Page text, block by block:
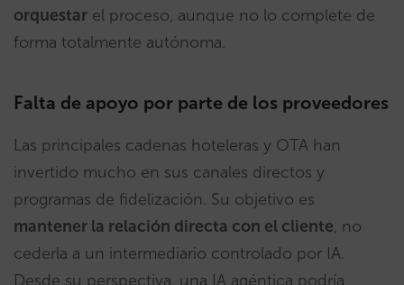
orquestar el proceso, aunque no lo complete de
forma totalmente autónoma.
Falta de apoyo por parte de los proveedores
Las principales cadenas hoteleras y OTA han
invertido mucho en sus canales directos y
programas de fidelización. Su objetivo es
mantener la relación directa con el cliente, no
cederla a un intermediario controlado por IA.
Desde su perspectiva, una IA agéntica podría